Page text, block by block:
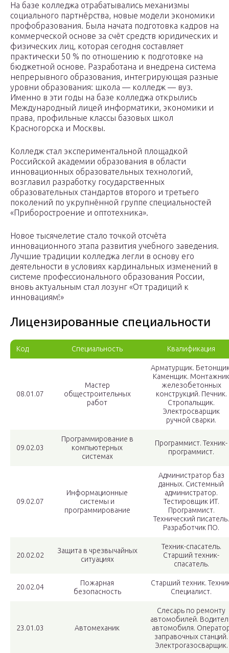
На базе колледжа отрабатывались механизмы
социального партнёрства, новые модели экономики
профобразования. Была начата подготовка кадров на
коммерческой основе за счёт средств юридических и
физических лиц, которая сегодня составляет
практически 50 % по отношению к подготовке на
бюджетной основе. Разработана и внедрена система
непрерывного образования, интегрирующая разные
уровни образования: школа — колледж — вуз.
Именно в эти годы на базе колледжа открылись
Международный лицей информатики, экономики и
права, профильные классы базовых школ
Красногорска и Москвы.
Колледж стал экспериментальной площадкой
Российской академии образования в области
инновационных образовательных технологий,
возглавил разработку государственных
образовательных стандартов второго и третьего
поколений по укрупнённой группе специальностей
«Приборостроение и оптотехника».
Новое тысячелетие стало точкой отсчёта
инновационного этапа развития учебного заведения.
Лучшие традиции колледжа легли в основу его
деятельности в условиях кардинальных изменений в
системе профессионального образования России,
вновь актуальным стал лозунг «От традиций к
инновациям!»
Лицензированные специальности
Код Специальность Квалификация
08.01.07
Мастер
общестроительных
работ
Арматурщик.
Каменщик. Монтажник
железобетонных
конструкций. Печник.
Стропальщик.
Электросварщик
ручной сварки.
09.02.03
Программирование в
компьютерных
системах
Программист. Техник-
программист.
09.02.07
Информационные
системы и
программирование
Администратор баз
данных. Системный
администратор.
Тестировщик ИТ.
Программист.
Технический писатель.
Разработчик ПО.
20.02.02
Защита в чрезвычайных
ситуациях
Техник-спасатель.
Старший техник-
спасатель.
20.02.04
Пожарная
безопасность
Старший техник.
Специалист.
23.01.03 Автомеханик
Слесарь по ремонту
автомобилей.
автомобиля.
заправочных станций.
Электрогазосварщик.